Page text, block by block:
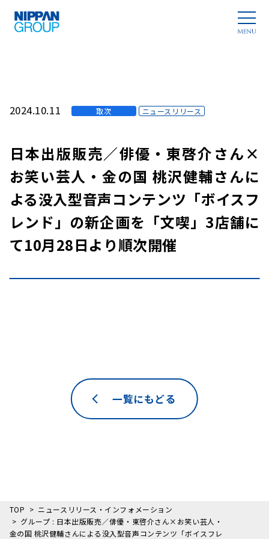
2024.10.11 取次 ニュースリリース
日本出版販売／俳優・東啓介さん×
お笑い芸人・金の国 桃沢健輔さんに
よる没入型音声コンテンツ「ボイスフ
レンド」の新企画を「文喫」3店舗に
て10月28日より順次開催
一覧にもどる
TOP
ニュースリリース・インフォメーション
グループ : 日本出版販売／俳優・東啓介さん×お笑い芸人・
金の国 桃沢健輔さんによる没入型音声コンテンツ「ボイスフレ